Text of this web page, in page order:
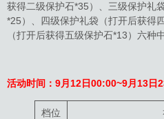
获得二级保护石*35）、三级保护礼
*25）、四级保护礼袋（打开后获得
（打开后获得五级保护石*13）六种
活动时间：9月12日00:00~9月13日
档位